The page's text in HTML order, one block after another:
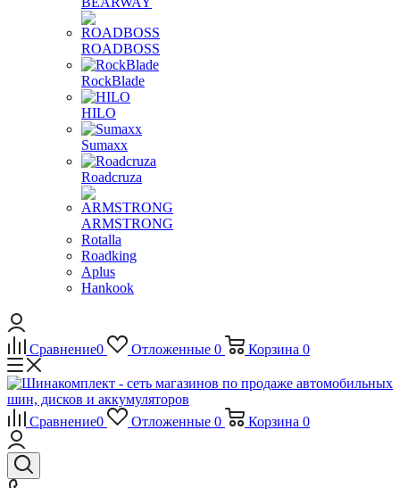
ROADBOSS
RockBlade
HILO
Sumaxx
Roadcruza
ARMSTRONG
Rotalla
Roadking
Aplus
Hankook
Сравнение0 Отложенные 0 Корзина 0
Сравнение0 Отложенные 0 Корзина 0